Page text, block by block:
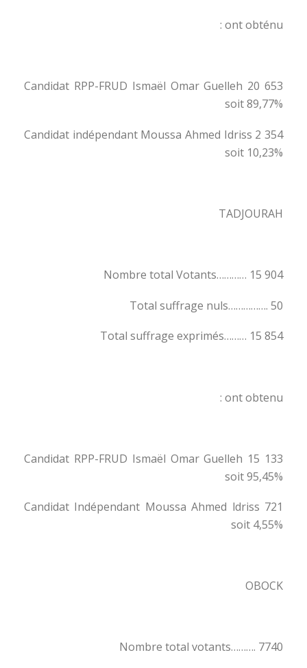
ont obténu :
Candidat RPP-FRUD Ismaël Omar Guelleh 20 653
soit 89,77%
Candidat indépendant Moussa Ahmed Idriss 2 354
soit 10,23%
TADJOURAH
Nombre total Votants………… 15 904
Total suffrage nuls……………. 50
Total suffrage exprimés……… 15 854
ont obtenu :
Candidat RPP-FRUD Ismaël Omar Guelleh 15 133
soit 95,45%
Candidat Indépendant Moussa Ahmed ldriss 721
soit 4,55%
OBOCK
Nombre total votants………. 7740